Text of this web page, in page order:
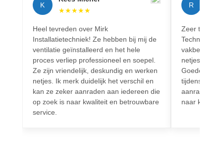
K
★★★★★
Heel tevreden over Mirk
Installatietechniek! Ze hebben bij mij de
ventilatie geïnstalleerd en het hele
proces verliep professioneel en soepel.
Ze zijn vriendelijk, deskundig en werken
netjes. Ik merk duidelijk het verschil en
kan ze zeker aanraden aan iedereen die
op zoek is naar kwaliteit en betrouwbare
service.
R
Zeer
Techniek!
netjes en
Goede
tijdens het
aanrader
naar